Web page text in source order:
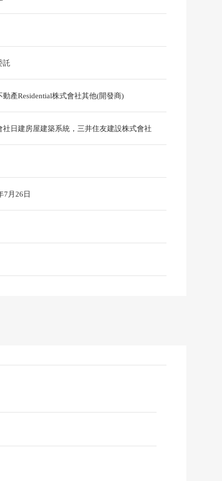
託
動產Residential株式會社其他(開發商)
社日建房屋建築系統，三井住友建設株式會社
7月26日